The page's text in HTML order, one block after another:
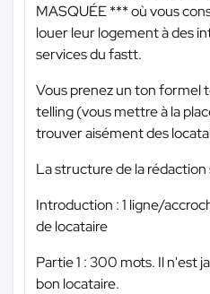
MASQUÉE ***où vous
louer leur logement à des
services du fastt.
Vous prenez un ton formel
telling (vous mettre à la
trouver aisément des
La structure de la
Introduction : 1 ligne/
de locataire
Partie 1 : 300 mots. Il n'est
bon locataire.